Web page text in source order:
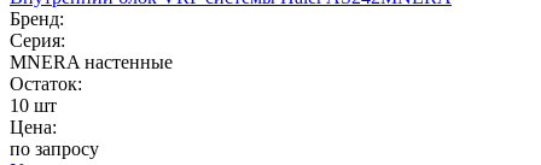
Бренд:
Серия:
MNERA настенные
Остаток:
10 шт
Цена:
по запросу